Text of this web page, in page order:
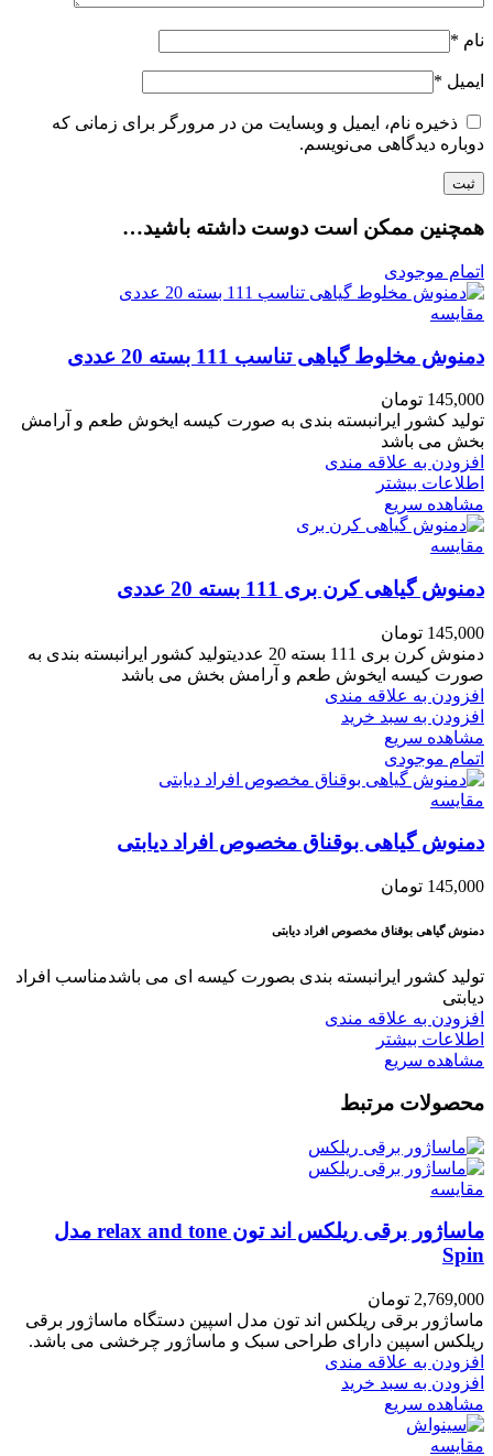
نام *
ایمیل *
ذخیره نام، ایمیل و وبسایت من در مرورگر برای زمانی که
دوباره دیدگاهی می‌نویسم.
همچنین ممکن است دوست داشته باشید…
اتمام موجودی
مقایسه
دمنوش مخلوط گیاهی تناسب 111 بسته 20 عددی
145,000 تومان
تولید کشور ایرانبسته بندی به صورت کیسه ایخوش طعم و آرامش
بخش می باشد
افزودن به علاقه مندی
اطلاعات بیشتر
مشاهده سریع
مقایسه
دمنوش گیاهی کرن بری 111 بسته 20 عددی
145,000 تومان
دمنوش کرن بری 111 بسته 20 عددیتولید کشور ایرانبسته بندی به
صورت کیسه ایخوش طعم و آرامش بخش می باشد
افزودن به علاقه مندی
افزودن به سبد خرید
مشاهده سریع
اتمام موجودی
مقایسه
دمنوش گیاهی بوقناق مخصوص افراد دیابتی
145,000 تومان
دمنوش گیاهی بوقناق مخصوص افراد دیابتی
تولید کشور ایرانبسته بندی بصورت کیسه ای می باشدمناسب افراد
دیابتی
افزودن به علاقه مندی
اطلاعات بیشتر
مشاهده سریع
محصولات مرتبط
مقایسه
ماساژور برقی ریلکس اند تون relax and tone مدل
Spin
2,769,000 تومان
ماساژور برقی ریلکس اند تون مدل اسپین دستگاه ماساژور برقی
ریلکس اسپین دارای طراحی سبک و ماساژور چرخشی می باشد.
افزودن به علاقه مندی
افزودن به سبد خرید
مشاهده سریع
مقایسه